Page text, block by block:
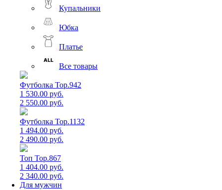
Купальники
Юбка
Платье
Все товары
Футболка Top.942
1 530.00 руб.
2 550.00 руб.
Футболка Top.1132
1 494.00 руб.
2 490.00 руб.
Топ Top.867
1 404.00 руб.
2 340.00 руб.
Для мужчин